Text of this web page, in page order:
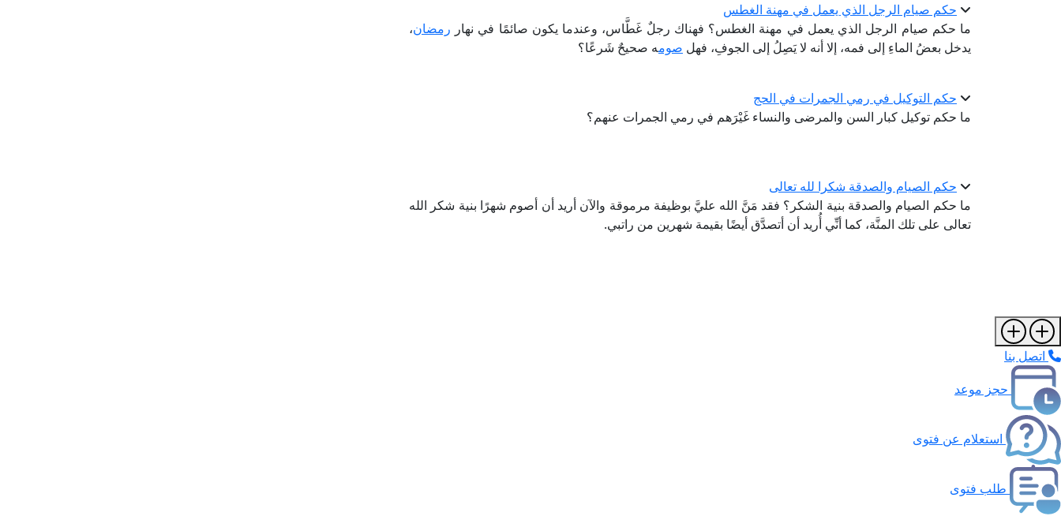
حكم صيام الرجل الذي يعمل في مهنة الغطس
ما حكم صيام الرجل الذي يعمل في مهنة الغطس؟ فهناك رجلٌ غَطَّاس، وعندما يكون صائمًا في نهار رمضان،
يدخل بعضُ الماءِ إلى فمه، إلا أنه لا يَصِلُ إلى الجوفِ، فهل صومه صحيحٌ شَرعًا؟
حكم التوكيل في رمي الجمرات في الحج
ما حكم توكيل كبار السن والمرضى والنساء غَيْرَهم في رمي الجمرات عنهم؟
حكم الصيام والصدقة شكرا لله تعالى
ما حكم الصيام والصدقة بنية الشكر؟ فقد مَنَّ الله عليَّ بوظيفة مرموقة والآن أريد أن أصوم شهرًا بنية شكر الله
تعالى على تلك المنَّة، كما أنِّي أُريد أن أتصدَّق أيضًا بقيمة شهرين من راتبي.
اتصل بنا
حجز موعد
استعلام عن فتوى
طلب فتوى